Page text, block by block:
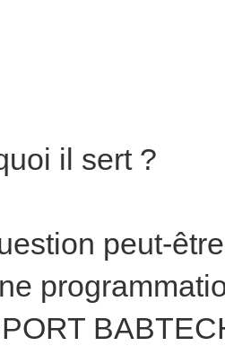
il sert ?
peut-